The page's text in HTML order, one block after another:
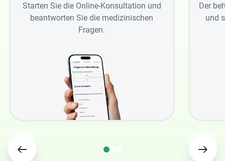
Starten Sie die Online-Konsultation und
beantworten Sie die medizinischen
Fragen.
Der
und